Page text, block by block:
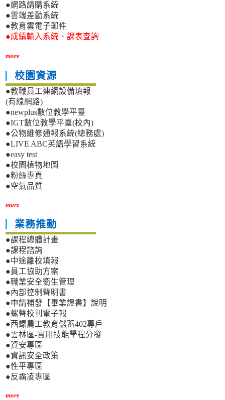
●網路請購系統
●雲端差勤系統
●教育雲電子郵件
●成績輸入系統、課表查詢
more
校園資源
●教職員工連網設備填報
(有線網路)
●newplus數位教學平臺
●IGT數位教學平臺(校內)
●公物維修通報系統(總務處)
●LIVE ABC英語學習系統
●easy test
●校園植物地圖
●粉絲專頁
●空氣品質
more
業務推動
●課程總體計畫
●課程諮詢
●中途離校填報
●員工協助方案
●職業安全衛生管理
●內部控制聲明書
●申請補發【畢業證書】說明
●螺聲校刊電子報
●西螺農工教育儲蓄402專戶
●雲林區-實用技能學程分發
●資安專區
●資訊安全政策
●性平專區
●反霸凌專區
more